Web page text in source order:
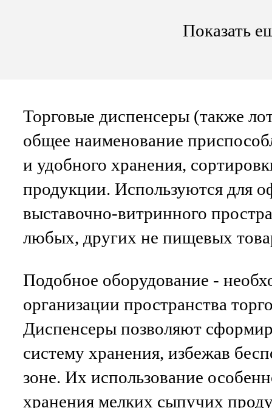
рекламы
Показать
Торговые диспенсеры (также
общее наименование
и удобного хранения,
продукции. Используются для
выставочно-витринного
любых, других не пищевых
Подобное оборудование -
организации пространства
Диспенсеры позволяют
систему хранения, избежав
зоне. Их использование
хранения мелких сыпучих